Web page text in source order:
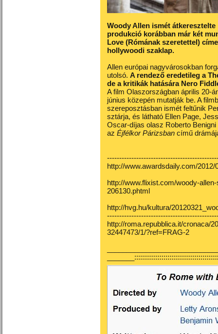
Woody Allen ismét
produkció korábban már két
Love (Rómának szeretettel)
hollywoodi szaklap.
Allen európai nagyvárosokban
utolsó. A rendező eredetileg a
de a kritikák hatására Nero
A film Olaszországban április 20-
június közepén mutatják be. A
szereposztásban ismét feltűnik
sztárja, és látható Ellen Page,
Oscar-díjas olasz Roberto
az Éjfélkor Párizsban című
http://www.awardsdaily.com/
http://www.flixist.com/woody-
206130.phtml
http://hvg.hu/kultura/
http://roma.repubblica.it/cronaca/
32447473/1/?ref=FRAG-2